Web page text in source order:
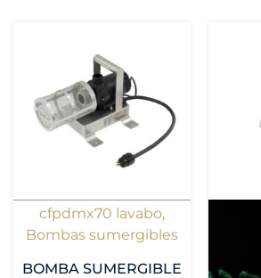
cfpdmx70 lavabo,
Bombas sumergibles
BOMBA SUMERGIBLE